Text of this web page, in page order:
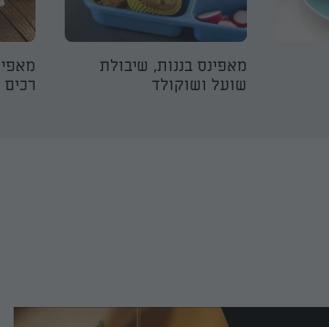
מאפינס בננות, שיבולת
שועל ושוקולד